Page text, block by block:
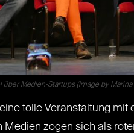
über Medien-Startups (Image by Marina
tolle Veranstaltung
Medien zogen sich als